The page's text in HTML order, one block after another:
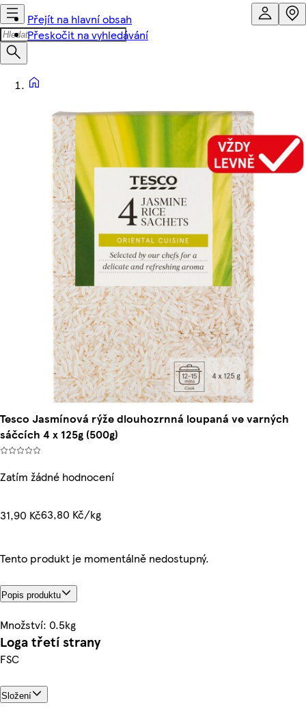
Přejít na hlavní obsah
Přeskočit na vyhledávání
Tesco Jasmínová rýže dlouhozrnná loupaná ve varných
sáčcích 4 x 125g (500g)
Zatím žádné hodnocení
31,90 Kč63,80 Kč/kg
Tento produkt je momentálně nedostupný.
Popis produktu
Množství: 0.5kg
Loga třetí strany
FSC
Složení